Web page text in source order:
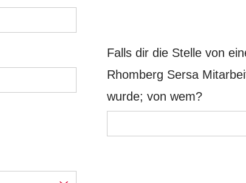
Falls dir die Stelle von
Rhomberg Sersa
wurde; von wem?